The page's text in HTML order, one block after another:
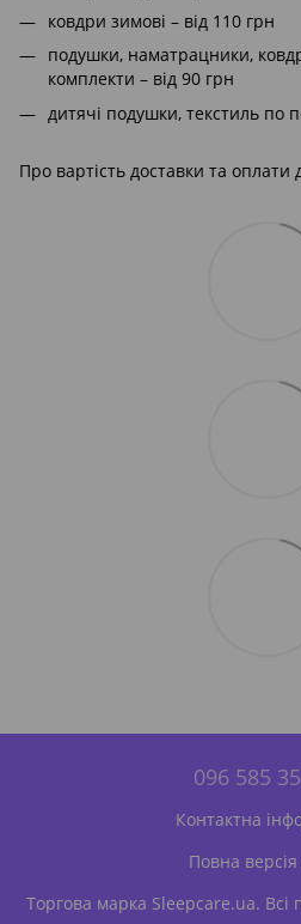
ковдри зимові – від 110 грн
подушки, наматрацники,
комплекти – від 90 грн
дитячі подушки, текстиль по
Про вартість доставки та оплати
096 585
Контактна
Повна версія
Торгова марка Sleepcare.ua. Всі